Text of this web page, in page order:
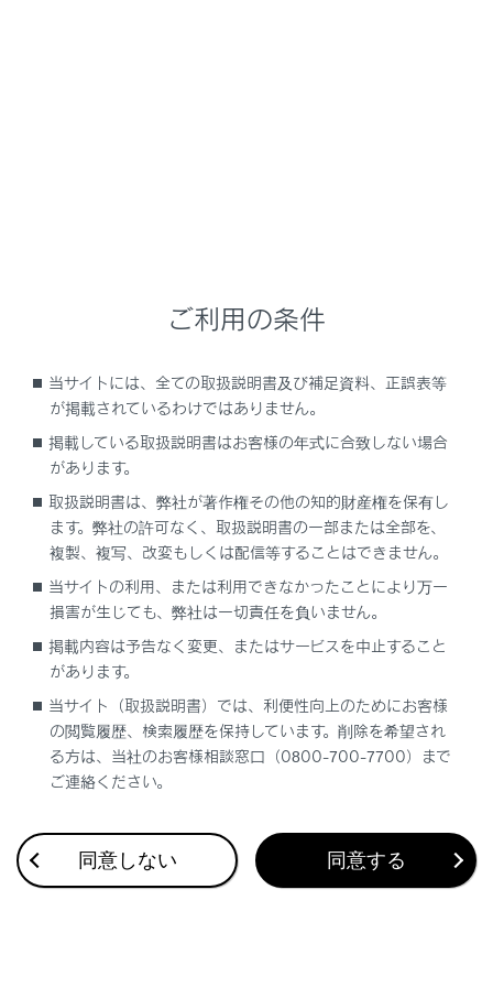
シートベルトプリテンショナーの役割
SRSエアバッグの役割
衝突時の急加速抑制
合わせて見られているページ
Lexus Teammate Advanced Park
低速時に障害物との接近を検知してブレーキをかける
最適な車間距離を保って追従走行する
このページは役に立ちましたか？
ご利用の条件
当サイトには、全ての取扱説明書及び補足資料、正誤表等
が掲載されているわけではありません。
掲載している取扱説明書はお客様の年式に合致しない場合
があります。
取扱説明書は、弊社が著作権その他の知的財産権を保有し
ます。弊社の許可なく、取扱説明書の一部または全部を、
複製、複写、改変もしくは配信等することはできません。
当サイトの利用、または利用できなかったことにより万一
損害が生じても、弊社は一切責任を負いません。
掲載内容は予告なく変更、またはサービスを中止すること
があります。
当サイト（取扱説明書）では、利便性向上のためにお客様
の閲覧履歴、検索履歴を保持しています。削除を希望され
る方は、当社のお客様相談窓口（0800-700-7700）まで
ご連絡ください。
同意しない 同意する